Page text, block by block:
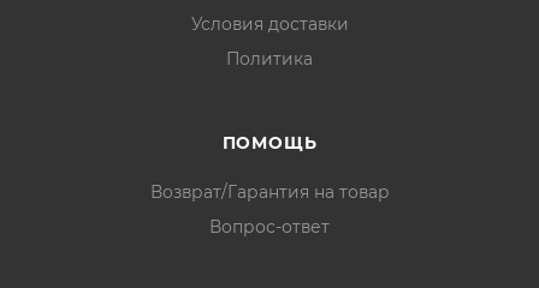
Условия доставки
Политика
ПОМОЩЬ
Возврат/Гарантия на товар
Вопрос-ответ